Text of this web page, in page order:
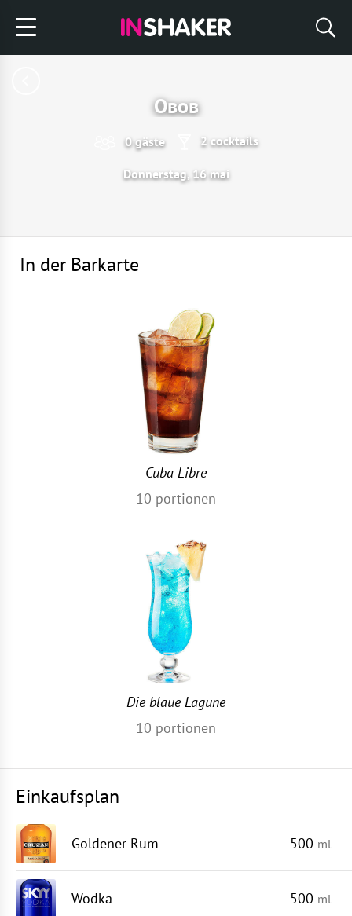
Овов
0 gäste 2 cocktails
Donnerstag, 16 mai
In der Barkarte
Cuba Libre
10 portionen
Die blaue Lagune
10 portionen
Einkaufsplan
Goldener Rum 500 ml
Wodka 500 ml